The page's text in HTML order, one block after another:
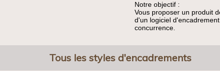
Notre objectif :
Vous proposer un produit
d'un logiciel
concurrence.
Tous les styles d'encadrements